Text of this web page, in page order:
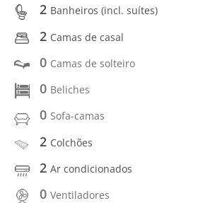
2 Banheiros (incl. suítes)
2 Camas de casal
0 Camas de solteiro
0 Beliches
0 Sofa-camas
2 Colchões
2 Ar condicionados
0 Ventiladores